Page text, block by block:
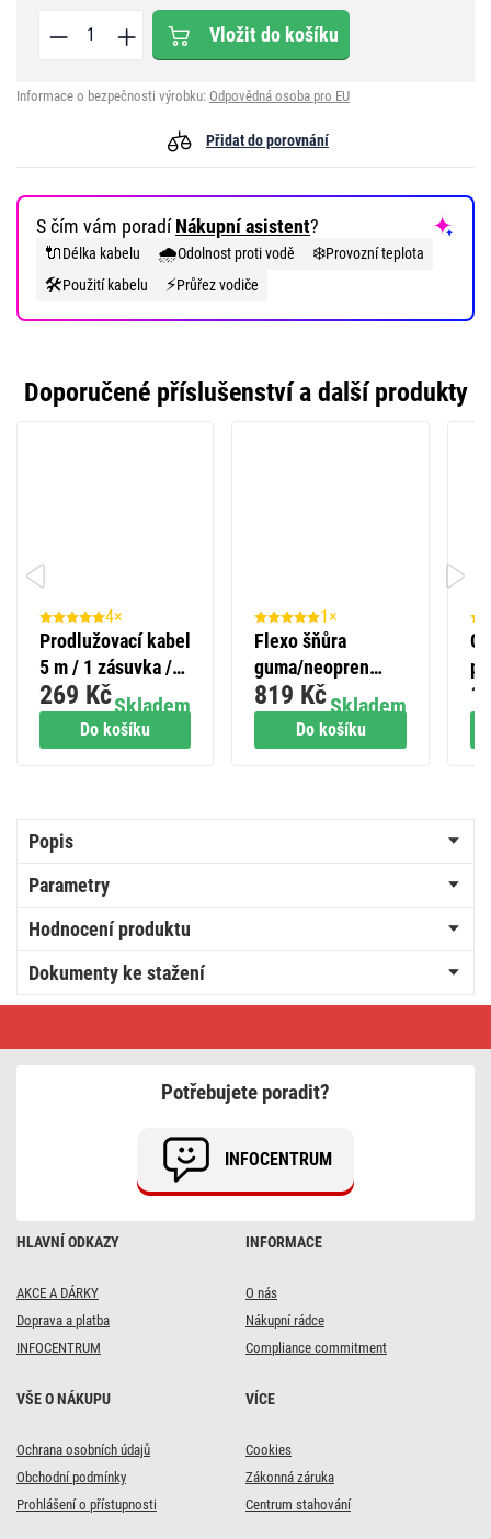
Vložit do košíku
Informace o bezpečnosti výrobku: Odpovědná osoba pro EU
Přidat do porovnání
S čím vám poradíNákupní asistent?
🔌Délka kabelu 🌧️Odolnost proti vodě ❄️Provozní teplota
🛠️Použití kabelu ⚡Průřez vodiče
Doporučené příslušenství a další produkty
Do košíku
4×
Prodlužovací kabel
5 m / 1 zásuvka /
zelený / PVC / 1
mm2
Skladem
269 Kč
Do košíku
1×
Flexo šňůra
guma/neopren
3×1,5mm2, 10m,
černá
Skladem
819 Kč
Popis
Parametry
Hodnocení produktu
Dokumenty ke stažení
kabel
HLAVNÍ ODKAZY
AKCE A DÁRKY
Doprava a platba
INFOCENTRUM
INFORMACE
O nás
Nákupní rádce
Compliance commitment
VŠE O NÁKUPU
Ochrana osobních údajů
Obchodní podmínky
Prohlášení o přístupnosti
VÍCE
Cookies
Zákonná záruka
Centrum stahování
Potřebujete poradit?
INFOCENTRUM